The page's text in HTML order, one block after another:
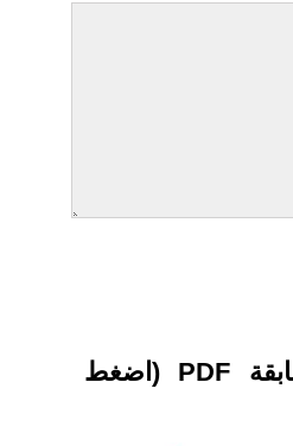
الاصدارات السابقة PDF (اضغط